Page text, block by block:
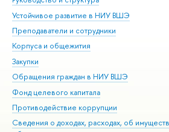
Устойчивое развитие в НИУ ВШЭ
Преподаватели и сотрудники
Корпуса и общежития
Закупки
Обращения граждан в НИУ ВШЭ
Фонд целевого капитала
Противодействие коррупции
Сведения о доходах, расходах, об